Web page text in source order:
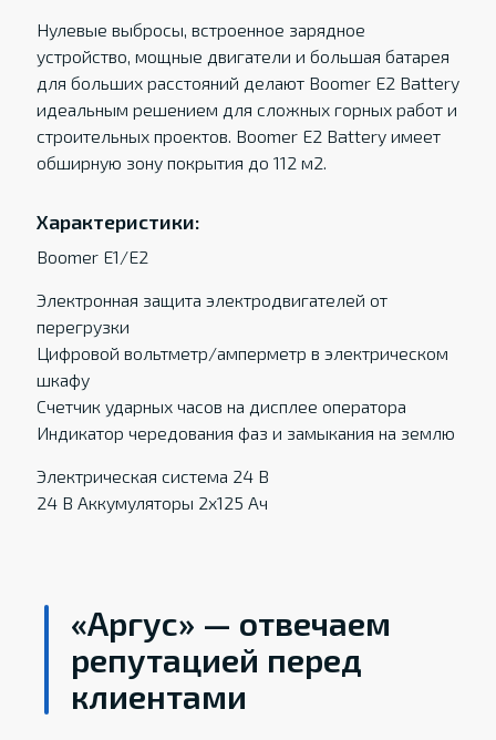
Нулевые выбросы, встроенное зарядное
устройство, мощные двигатели и большая батарея
для больших расстояний делают Boomer E2 Battery
идеальным решением для сложных горных работ и
строительных проектов. Boomer E2 Battery имеет
обширную зону покрытия до 112 м2.
Характеристики:
Boomer E1/E2
Электронная защита электродвигателей от
перегрузки
Цифровой вольтметр/амперметр в электрическом
шкафу
Счетчик ударных часов на дисплее оператора
Индикатор чередования фаз и замыкания на землю
Электрическая система 24 В
24 В Аккумуляторы 2x125 Ач
«Аргус» — отвечаем
репутацией перед
клиентами